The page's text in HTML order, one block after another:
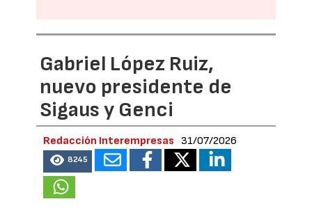
Gabriel López Ruiz,
nuevo presidente de
Sigaus y Genci
Redacción Interempresas 31/07/2026
8245